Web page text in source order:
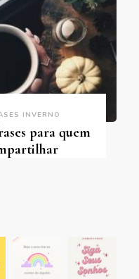
INVERNO
para quem